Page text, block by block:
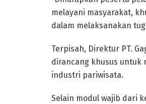
melayani masyarakat,
dalam melaksanakan
Terpisah, Direktur PT.
dirancang khusus untuk
industri pariwisata.
Selain modul wajib dari